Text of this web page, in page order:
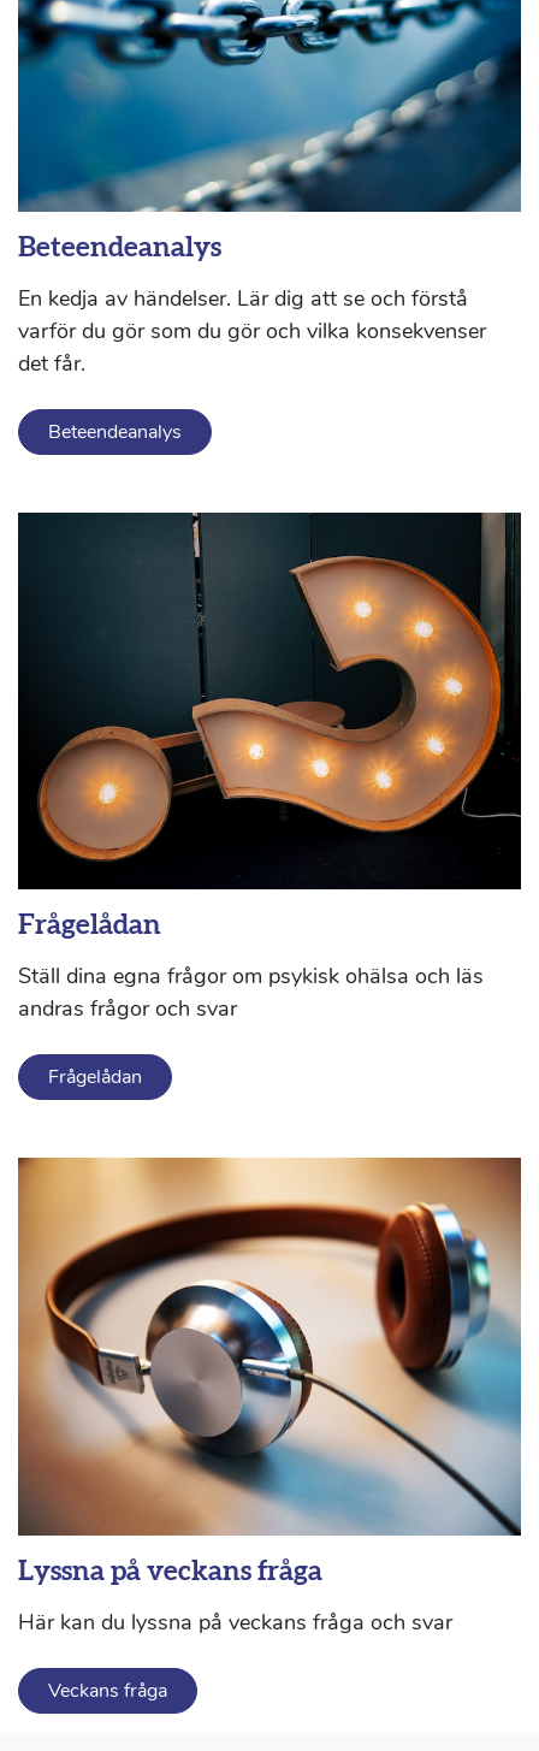
Beteendeanalys
En kedja av händelser. Lär dig att se och förstå
varför du gör som du gör och vilka konsekvenser
det får.
Beteendeanalys
Frågelådan
Ställ dina egna frågor om psykisk ohälsa och läs
andras frågor och svar
Frågelådan
Lyssna på veckans fråga
Här kan du lyssna på veckans fråga och svar
Veckans fråga